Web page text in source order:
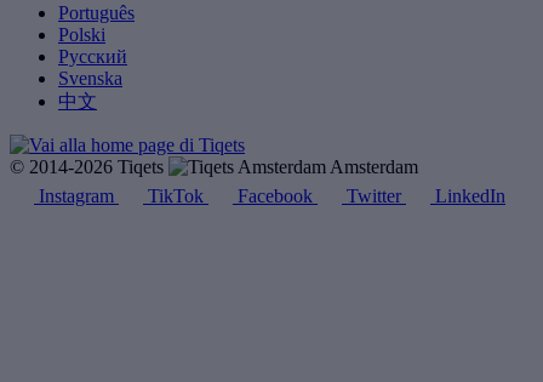
Português
Polski
Русский
Svenska
中文
© 2014-2026 Tiqets
Amsterdam
Instagram
TikTok Facebook Twitter LinkedIn